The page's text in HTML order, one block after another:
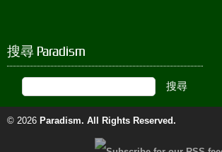
搜尋 Paradism
© 2026 Paradism. All Rights Reserved.